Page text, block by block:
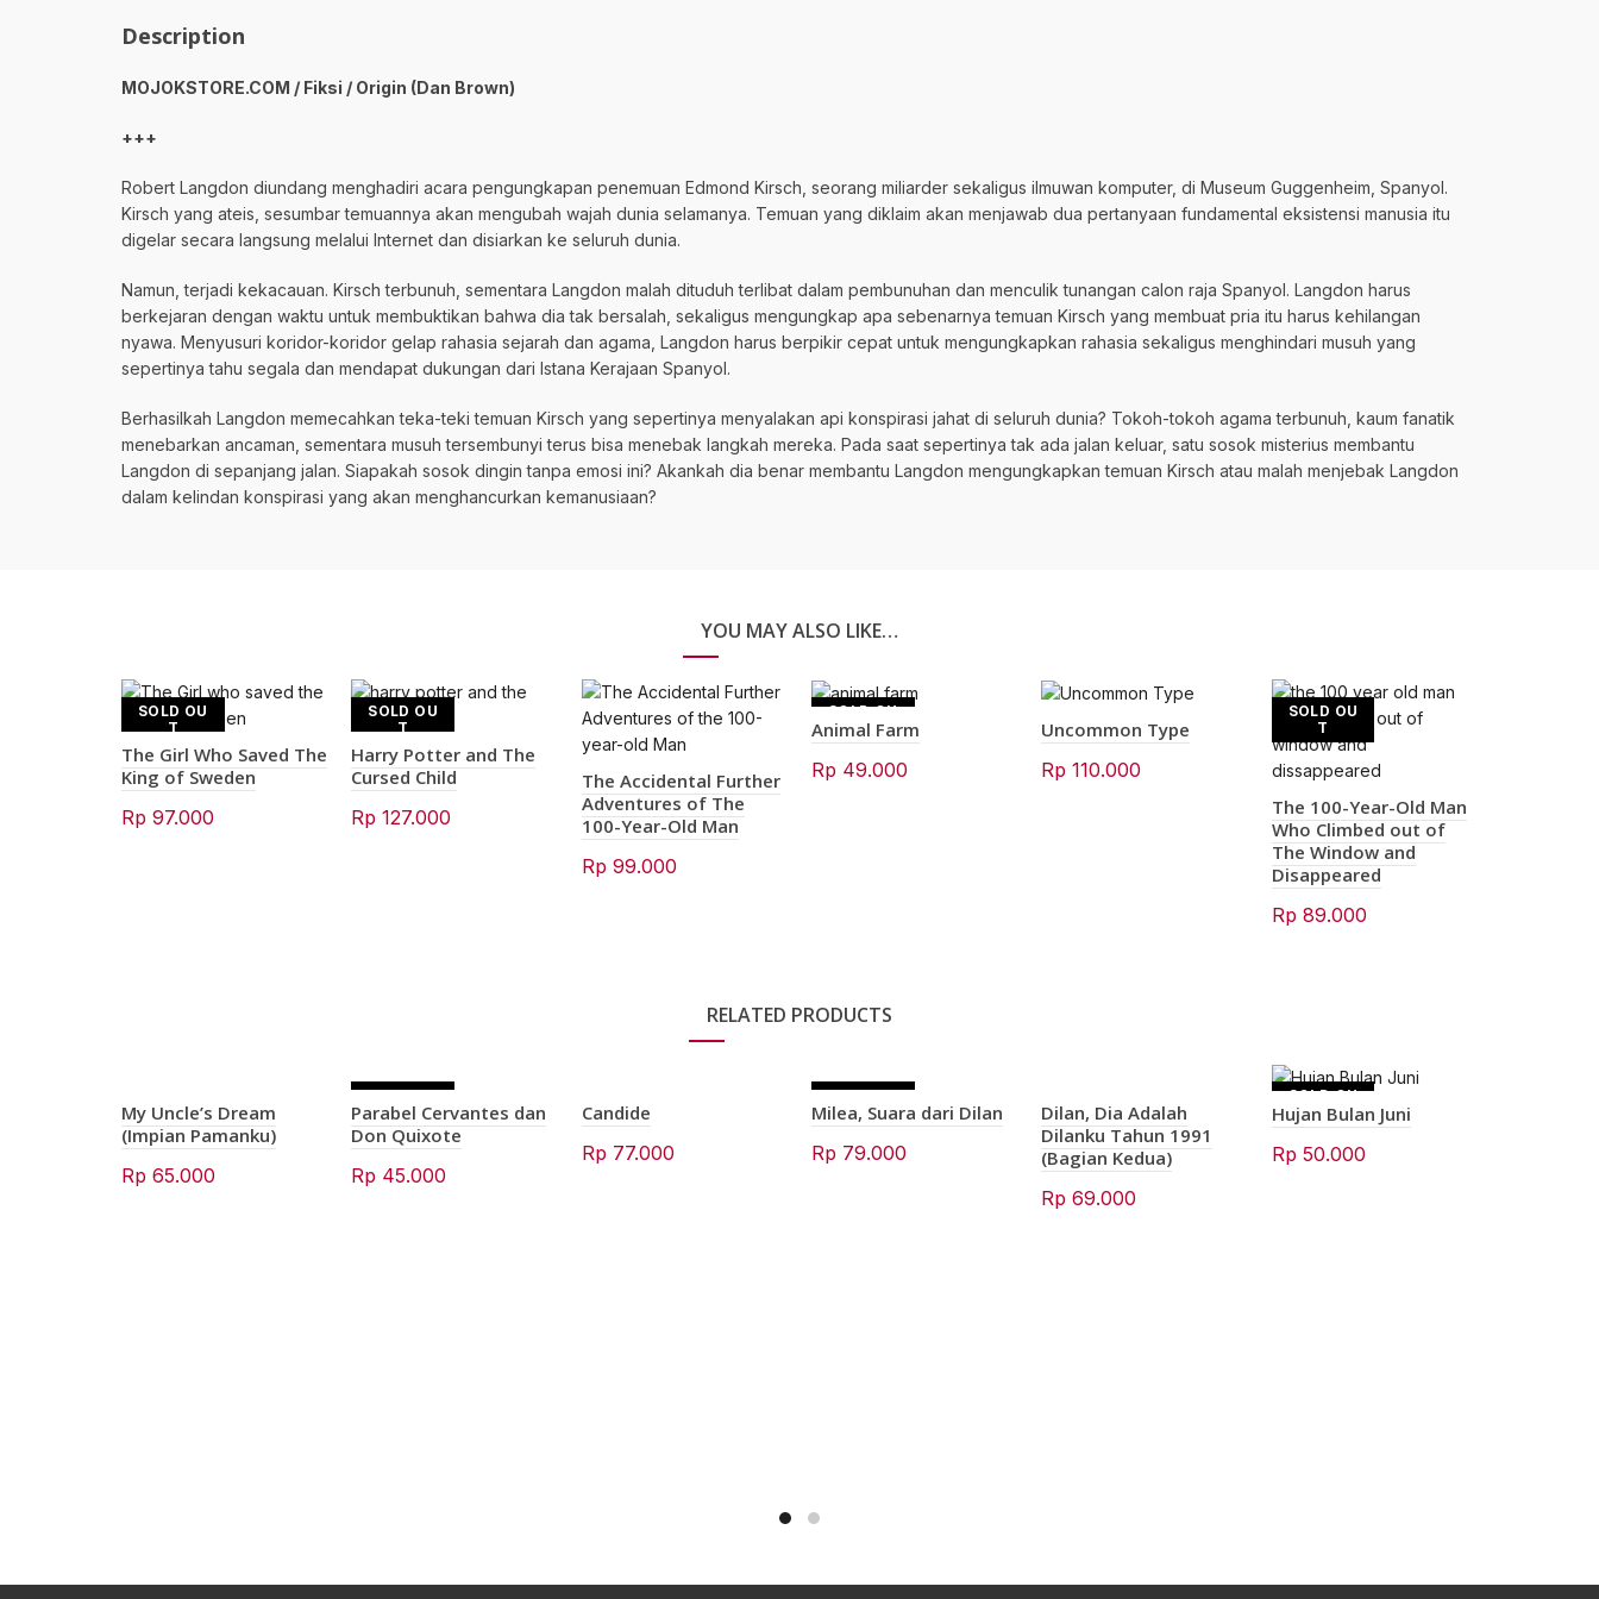
Description
MOJOKSTORE.COM / Fiksi / Origin (Dan Brown)
+++
Robert Langdon diundang menghadiri acara pengungkapan penemuan Edmond Kirsch, seorang miliarder sekaligus ilmuwan komputer, di Museum Guggenheim, Spanyol.
Kirsch yang ateis, sesumbar temuannya akan mengubah wajah dunia selamanya. Temuan yang diklaim akan menjawab dua pertanyaan fundamental eksistensi manusia itu
digelar secara langsung melalui Internet dan disiarkan ke seluruh dunia.
Namun, terjadi kekacauan. Kirsch terbunuh, sementara Langdon malah dituduh terlibat dalam pembunuhan dan menculik tunangan calon raja Spanyol. Langdon harus
berkejaran dengan waktu untuk membuktikan bahwa dia tak bersalah, sekaligus mengungkap apa sebenarnya temuan Kirsch yang membuat pria itu harus kehilangan
nyawa. Menyusuri koridor-koridor gelap rahasia sejarah dan agama, Langdon harus berpikir cepat untuk mengungkapkan rahasia sekaligus menghindari musuh yang
sepertinya tahu segala dan mendapat dukungan dari Istana Kerajaan Spanyol.
Berhasilkah Langdon memecahkan teka-teki temuan Kirsch yang sepertinya menyalakan api konspirasi jahat di seluruh dunia? Tokoh-tokoh agama terbunuh, kaum fanatik
menebarkan ancaman, sementara musuh tersembunyi terus bisa menebak langkah mereka. Pada saat sepertinya tak ada jalan keluar, satu sosok misterius membantu
Langdon di sepanjang jalan. Siapakah sosok dingin tanpa emosi ini? Akankah dia benar membantu Langdon mengungkapkan temuan Kirsch atau malah menjebak Langdon
dalam kelindan konspirasi yang akan menghancurkan kemanusiaan?
YOU MAY ALSO LIKE…
SOLD OU
T
The Girl Who Saved The
King of Sweden
Rp 97.000
SOLD OU
T
Harry Potter and The
Cursed Child
Rp 127.000
The Accidental Further
Adventures of The
100-Year-Old Man
Rp 99.000
SOLD OU
T
Animal Farm
Rp 49.000
Uncommon Type
Rp 110.000
SOLD OU
T
The 100-Year-Old Man
Who Climbed out of
The Window and
Disappeared
Rp 89.000
RELATED PRODUCTS
My Uncle’s Dream
(Impian Pamanku)
Rp 65.000
SOLD OU
T
Parabel Cervantes dan
Don Quixote
Rp 45.000
Candide
Rp 77.000
SOLD OU
T
Milea, Suara dari Dilan
Rp 79.000
Dilan, Dia Adalah
Dilanku Tahun 1991
(Bagian Kedua)
Rp 69.000
SOLD OU
T
Hujan Bulan Juni
Rp 50.000